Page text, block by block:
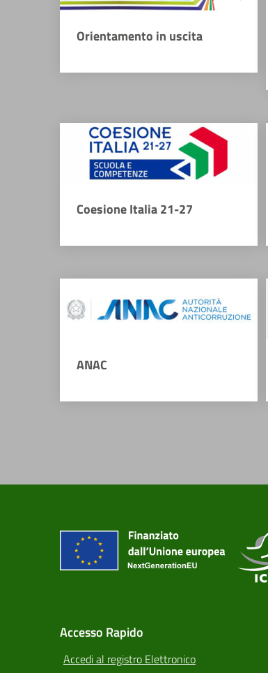
Orientamento in uscita
Coesione Italia 21-27
ANAC
Accesso Rapido
Accedi al registro Elettronico